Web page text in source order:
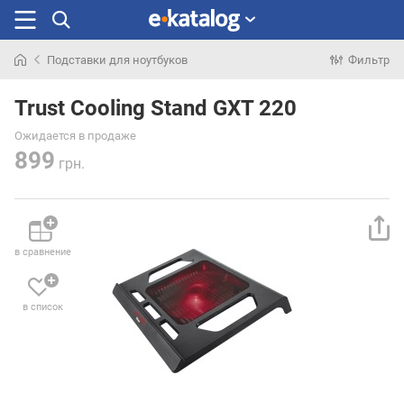
раньше
Подставки для ноутбуков Фильтр
Trust Cooling Stand GXT 220
Ожидается в продаже
899 грн.
в сравнение
в список